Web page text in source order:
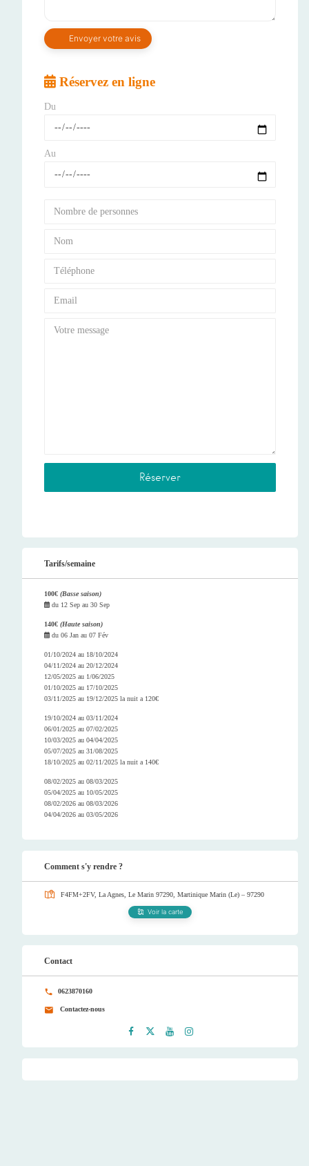
Réservez en ligne
Du
Au
Tarifs/semaine
100€ (Basse saison)
du 12 Sep au 30 Sep
140€ (Haute saison)
du 06 Jan au 07 Fév
01/10/2024 au 18/10/2024
04/11/2024 au 20/12/2024
12/05/2025 au 1/06/2025
01/10/2025 au 17/10/2025
03/11/2025 au 19/12/2025 la nuit a 120€
19/10/2024 au 03/11/2024
06/01/2025 au 07/02/2025
10/03/2025 au 04/04/2025
05/07/2025 au 31/08/2025
18/10/2025 au 02/11/2025 la nuit a 140€
08/02/2025 au 08/03/2025
05/04/2025 au 10/05/2025
08/02/2026 au 08/03/2026
04/04/2026 au 03/05/2026
Comment s'y rendre ?
F4FM+2FV, La Agnes, Le Marin 97290, Martinique Marin (Le) – 97290
Voir la carte
Contact
0623870160
Contactez-nous